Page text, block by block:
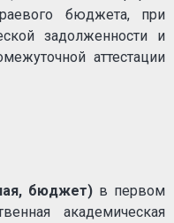
бюджета, при
задолженности и
аттестации
бюджет) в первом
академическая